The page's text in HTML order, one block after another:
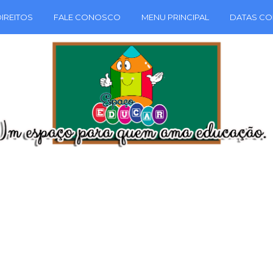
FALE CONOSCO MENU PRINCIPAL DATAS